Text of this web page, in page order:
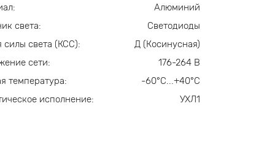
Алюминий
света:
Светодиоды
силы света (КСС):
Д (Косинусная)
сети:
176-264 В
температура:
-60°С...+40°С
исполнение:
УХЛ1